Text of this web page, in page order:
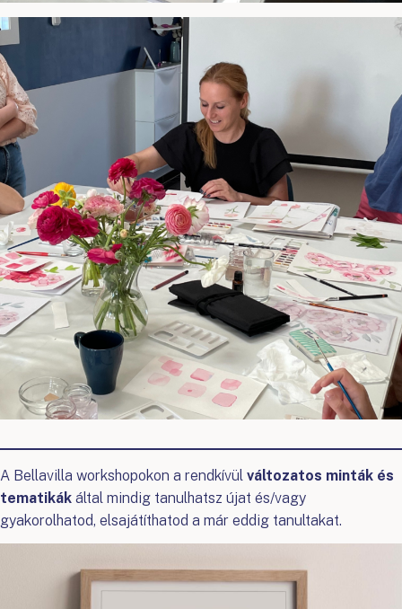
A Bellavilla workshopokon a rendkívül változatos minták és
tematikák által mindig tanulhatsz újat és/vagy
gyakorolhatod, elsajátíthatod a már eddig tanultakat.